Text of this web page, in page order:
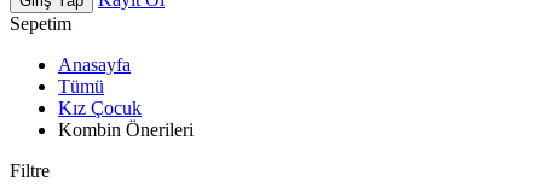
Sepetim
Anasayfa
Tümü
Kız Çocuk
Kombin Önerileri
Filtre